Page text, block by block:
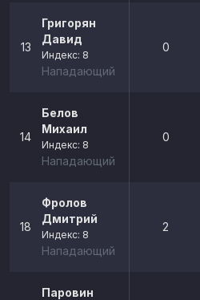
13
Григорян
Давид
Индекс: 8
Нападающий
0
14
Белов
Михаил
Индекс: 8
Нападающий
0
18
Фролов
Дмитрий
Индекс: 8
Нападающий
2
Паровин